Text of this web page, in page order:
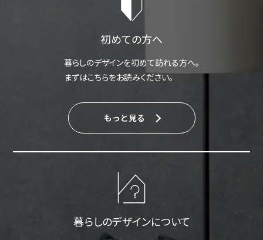
初めての方へ
暮らしのデザインを初めて訪れる方へ。
まずはこちらをお読みください。
もっと見る
暮らしのデザインについて